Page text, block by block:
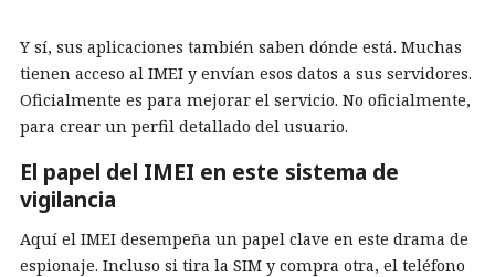
Y sí, sus aplicaciones también saben dónde está. Muchas
tienen acceso al IMEI y envían esos datos a sus servidores.
Oficialmente es para mejorar el servicio. No oficialmente,
para crear un perfil detallado del usuario.
El papel del IMEI en este sistema de
vigilancia
Aquí el IMEI desempeña un papel clave en este drama de
espionaje. Incluso si tira la SIM y compra otra, el teléfono